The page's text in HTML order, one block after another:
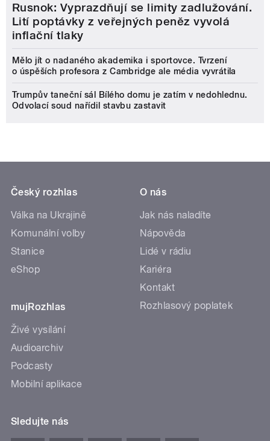
Rusnok: Vyprazdňují se limity zadlužování.
Lití poptávky z veřejných peněz vyvolá
inflační tlaky
Mělo jít o nadaného akademika i sportovce. Tvrzení
o úspěších profesora z Cambridge ale média vyvrátila
Trumpův taneční sál Bílého domu je zatím v nedohlednu.
Odvolací soud nařídil stavbu zastavit
Český rozhlas
Válka na Ukrajině
Komunální volby
Stanice
eShop
mujRozhlas
Živé vysílání
Audioarchiv
Podcasty
Mobilní aplikace
O nás
Jak nás naladíte
Nápověda
Lidé v rádiu
Kariéra
Kontakt
Rozhlasový poplatek
Sledujte nás